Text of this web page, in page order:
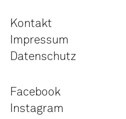
Kontakt
Impressum
Datenschutz
Facebook
Instagram